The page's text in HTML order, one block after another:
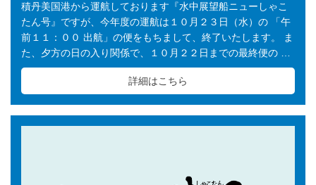
積丹美国港から運航しております『水中展望船ニューしゃこ
たん号』ですが、今年度の運航は１０月２３日（水）の 「午
前１１：００ 出航」の便をもちまして、終了いたします。 ま
た、夕方の日の入り関係で、１０月２２日までの最終便の …
詳細はこちら